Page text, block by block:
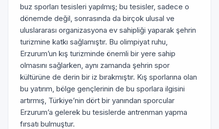
buz sporları tesisleri yapılmış; bu tesisler, sadece o
dönemde değil, sonrasında da birçok ulusal ve
uluslararası organizasyona ev sahipliği yaparak şehrin
turizmine katkı sağlamıştır. Bu olimpiyat ruhu,
Erzurum’un kış turizminde önemli bir yere sahip
olmasını sağlarken, aynı zamanda şehrin spor
kültürüne de derin bir iz bırakmıştır. Kış sporlarına olan
bu yatırım, bölge gençlerinin de bu sporlara ilgisini
artırmış, Türkiye’nin dört bir yanından sporcular
Erzurum’a gelerek bu tesislerde antrenman yapma
fırsatı bulmuştur.